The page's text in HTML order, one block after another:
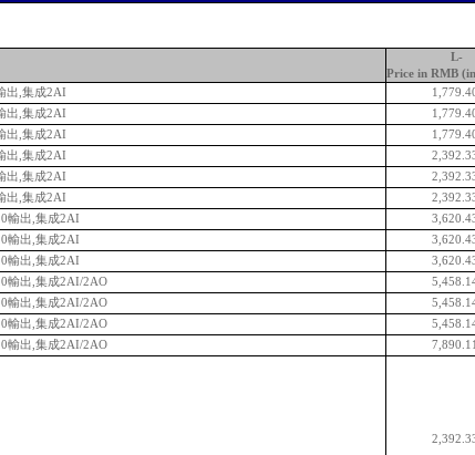
L-
Price in RMB
出,集成2AI
出,集成2AI
出,集成2AI
出,集成2AI
出,集成2AI
出,集成2AI
輸出,集成2AI
輸出,集成2AI
輸出,集成2AI
輸出,集成2AI/2AO
輸出,集成2AI/2AO
輸出,集成2AI/2AO
輸出,集成2AI/2AO 7,890.11